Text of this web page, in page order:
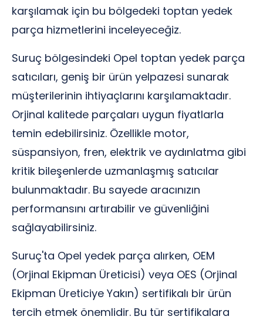
karşılamak için bu bölgedeki toptan yedek
parça hizmetlerini inceleyeceğiz.
Suruç bölgesindeki Opel toptan yedek parça
satıcıları, geniş bir ürün yelpazesi sunarak
müşterilerinin ihtiyaçlarını karşılamaktadır.
Orjinal kalitede parçaları uygun fiyatlarla
temin edebilirsiniz. Özellikle motor,
süspansiyon, fren, elektrik ve aydınlatma gibi
kritik bileşenlerde uzmanlaşmış satıcılar
bulunmaktadır. Bu sayede aracınızın
performansını artırabilir ve güvenliğini
sağlayabilirsiniz.
Suruç'ta Opel yedek parça alırken, OEM
(Orjinal Ekipman Üreticisi) veya OES (Orjinal
Ekipman Üreticiye Yakın) sertifikalı bir ürün
tercih etmek önemlidir. Bu tür sertifikalara